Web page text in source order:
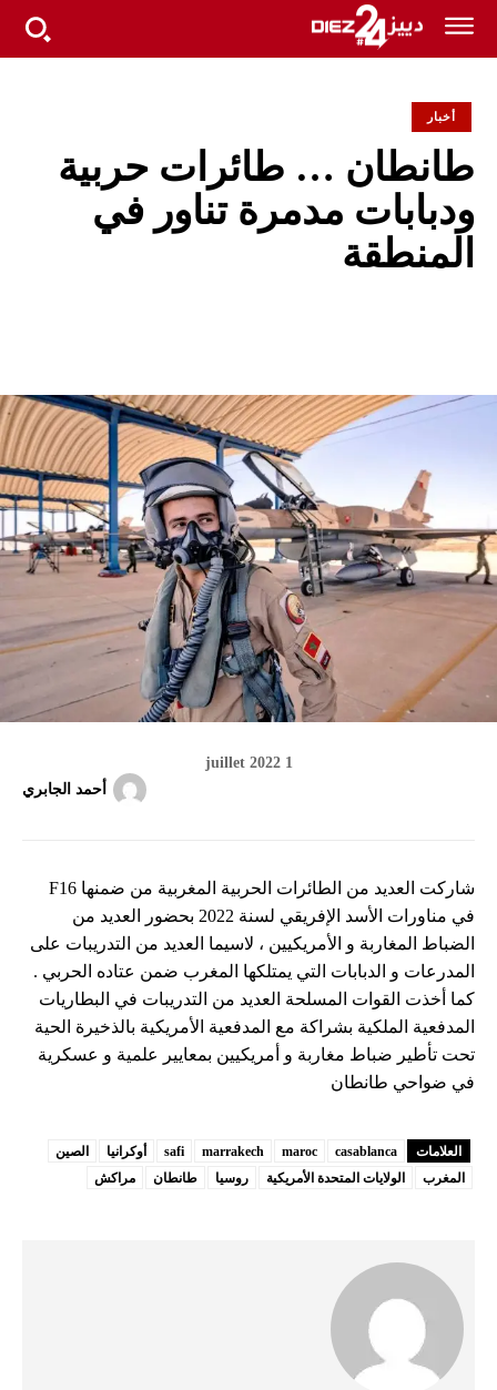
أخبار
طانطان … طائرات حربية
ودبابات مدمرة تناور في
المنطقة
1 juillet 2022
أحمد الجابري
شاركت العديد من الطائرات الحربية المغربية من ضمنها F16
في مناورات الأسد الإفريقي لسنة 2022 بحضور العديد من
الضباط المغاربة و الأمريكيين ، لاسيما العديد من التدريبات على
المدرعات و الدبابات التي يمتلكها المغرب ضمن عتاده الحربي .
كما أخذت القوات المسلحة العديد من التدريبات في البطاريات
المدفعية الملكية بشراكة مع المدفعية الأمريكية بالذخيرة الحية
تحت تأطير ضباط مغاربة و أمريكيين بمعايير علمية و عسكرية
في ضواحي طانطان
العلامات casablanca
maroc
marrakech
safi أوكرانيا
الصين
المغرب
الولايات المتحدة الأمريكية روسيا طانطان مراكش